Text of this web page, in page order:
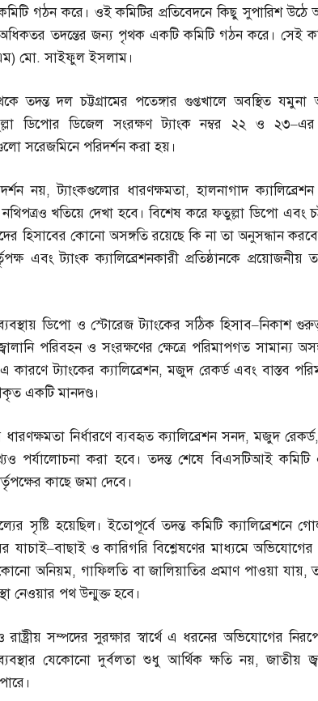
গঠন করে। ওই কমিটির প্রতিবেদনে কিছু সুপারিশ
অধিকতর তদন্তের জন্য পৃথক একটি কমিটি গঠন করে। সেই
) মো.সাইফুল ইসলাম।
তদন্ত দল চট্টগ্রামের পতেঙ্গার গুপ্তখালে অবস্থিত যমুনা
ডিপোর ডিজেল সংরক্ষণ ট্যাংক নম্বর ২২ ও ২৩–এর
সরেজমিনে পরিদর্শন করা হয়।
নয়,ট্যাংকগুলোর ধারণক্ষমতা,হালনাগাদ
নথিপত্রও খতিয়ে দেখা হবে। বিশেষ করে ফতুল্লা ডিপো এবং
হিসাবের কোনো অসঙ্গতি রয়েছে কি না তা অনুসন্ধান
এবং ট্যাংক ক্যালিব্রেশনকারী প্রতিষ্ঠানকে প্রয়োজনীয়
ডিপো ও স্টোরেজ ট্যাংকের সঠিক হিসাব–নিকাশ
পরিবহন ও সংরক্ষণের ক্ষেত্রে পরিমাপগত সামান্য
ট্যাংকের ক্যালিব্রেশন,মজুদ রেকর্ড এবং বাস্তব
একটি মানদণ্ড।
নির্ধারণে ব্যবহৃত ক্যালিব্রেশন সনদ,মজুদ রেকর্ড
তথ্যও পর্যালোচনা করা হবে। তদন্ত শেষে বিএসটিআই
কাছে জমা দেবে।
সৃষ্টি হয়েছিল। ইতোপূর্বে তদন্ত কমিটি ক্যালিব্রেশনে
যাচাই–বাছাই ও কারিগরি বিশ্লেষণের মাধ্যমে
কোনো অনিয়ম, গাফিলতি বা জালিয়াতির প্রমাণ পাওয়া যায়,
নেওয়ার পথ উন্মুক্ত হবে।
রাষ্ট্রীয় সম্পদের সুরক্ষার স্বার্থে এ ধরনের অভিযোগের
যেকোনো দুর্বলতা শুধু আর্থিক ক্ষতি নয়,জাতীয়